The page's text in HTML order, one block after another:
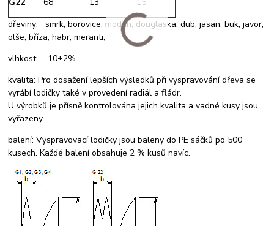
dřeviny: smrk, borovice, modřín, douglaska, dub, jasan, buk, javor,
olše, bříza, habr, meranti,
vlhkost: 10±2%
kvalita: Pro dosažení lepších výsledků při vyspravování dřeva se
vyrábí lodičky také v provedení radiál a fládr.
U výrobků je přísně kontrolována jejich kvalita a vadné kusy jsou
vyřazeny.
balení: Vyspravovací lodičky jsou baleny do PE sáčků po 500
kusech. Každé balení obsahuje 2 % kusů navíc.